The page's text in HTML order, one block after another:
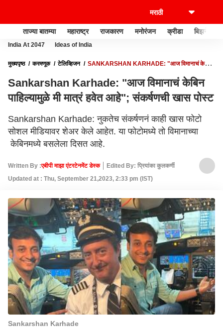
ताज्या बातम्या महाराष्ट्र राजकारण मनोरंजन क्रीडा बिझनेस
India At 2047 Ideas of India
मुख्यपृष्ठ करमणूक टेलिव्हिजन
SANKARSHAN KARHADE: "आज विमानाचं केबिन
Sankarshan Karhade: "आज विमानाचं केबिन
पाहिल्यामुळे मी मात्रं हवेत आहे"; संकर्षणची खास पोस्ट
Sankarshan Karhade: नुकतेच संकर्षणनं काही खास फोटो
सोशल मीडियावर शेअर केले आहेत. या फोटोमध्ये तो विमानाच्या
केबिनमध्ये बसलेला दिसत आहे.
Written By :एबीपी माझा एंटरटेनमेंट डेस्क
Edited By: प्रियांका कुलकर्णी
Updated at : Thu, September 21,2023, 2:33 pm (IST)
Sankarshan Karhade